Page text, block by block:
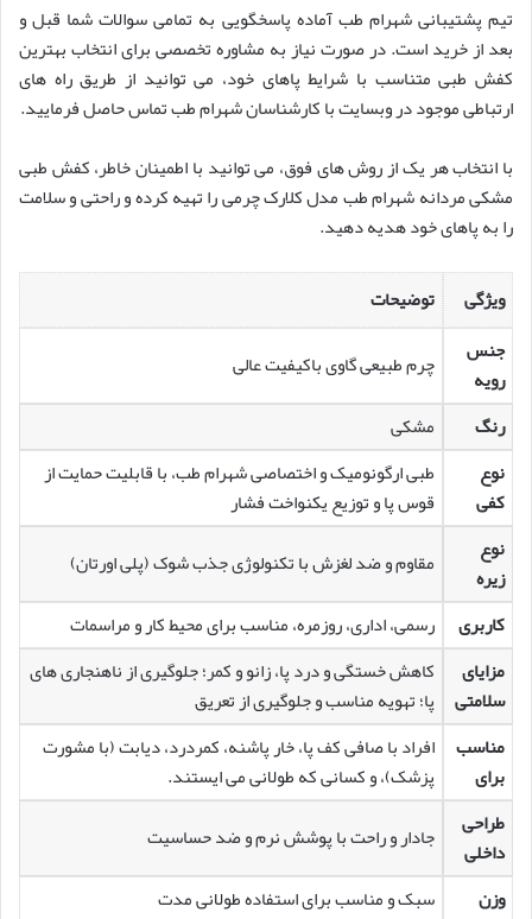
تیم پشتیبانی شهرام طب آماده پاسخگویی به تمامی سوالات شما قبل و
بعد از خرید است. در صورت نیاز به مشاوره تخصصی برای انتخاب بهترین
کفش طبی متناسب با شرایط پاهای خود، می توانید از طریق راه های
ارتباطی موجود در وبسایت با کارشناسان شهرام طب تماس حاصل فرمایید.
با انتخاب هر یک از روش های فوق، می توانید با اطمینان خاطر، کفش طبی
مشکی مردانه شهرام طب مدل کلارک چرمی را تهیه کرده و راحتی و سلامت
را به پاهای خود هدیه دهید.
ویژگی
توضیحات
جنس
رویه
چرم طبیعی گاوی باکیفیت عالی
رنگ
مشکی
نوع
کفی
طبی ارگونومیک و اختصاصی شهرام طب، با قابلیت حمایت از
قوس پا و توزیع یکنواخت فشار
نوع
زیره
مقاوم و ضد لغزش با تکنولوژی جذب شوک (پلی اورتان)
کاربری
رسمی، اداری، روزمره، مناسب برای محیط کار و مراسمات
مزایای
سلامتی
کاهش خستگی و درد پا، زانو و کمر؛ جلوگیری از ناهنجاری های
پا؛ تهویه مناسب و جلوگیری از تعریق
مناسب
برای
افراد با صافی کف پا، خار پاشنه، کمردرد، دیابت (با مشورت
پزشک)، و کسانی که طولانی می ایستند.
طراحی
داخلی
جادار و راحت با پوشش نرم و ضد حساسیت
وزن
سبک و مناسب برای استفاده طولانی مدت